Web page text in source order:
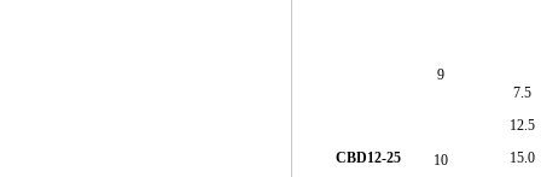
CBD12-25
7.5
12.5
15.0
9
10